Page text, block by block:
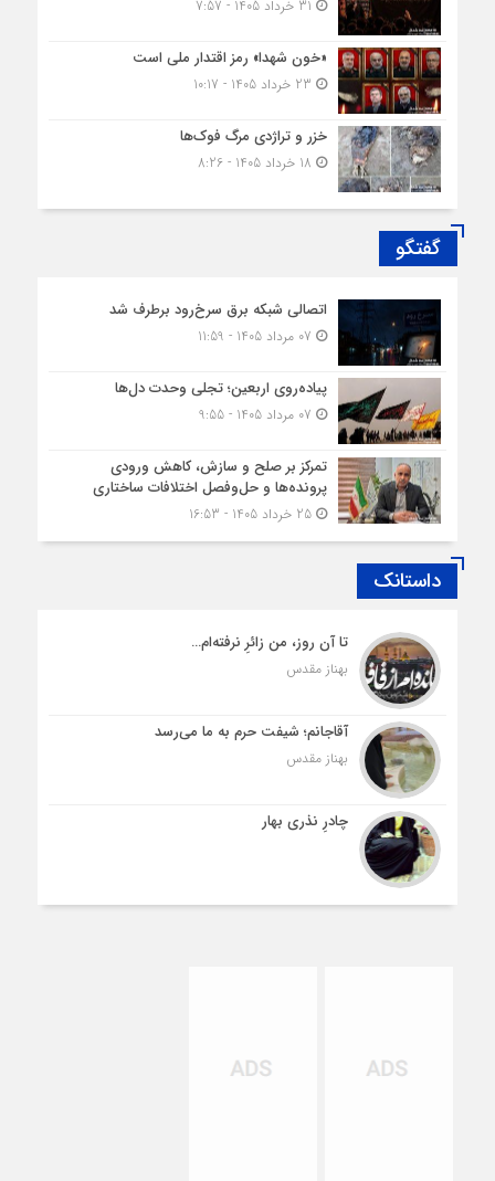
«خون شهدا» رمز اقتدار ملی است
خزر و تراژدی مرگ فوک‌ها
گفتگو
اتصالی شبکه برق سرخ‌رود برطرف شد
پیاده‌روی اربعین؛ تجلی وحدت دل‌ها
تمرکز بر صلح و سازش، کاهش ورودی
پرونده‌ها و حل‌وفصل اختلافات ساختاری
25 خرداد 1405 - 16:53
داستانک
تا آن روز، من زائرِ نرفته‌ام…
بهناز مقدس
آقاجانم؛ شیفت حرم به ما می‌رسد
بهناز مقدس
چادرِ نذری بهار